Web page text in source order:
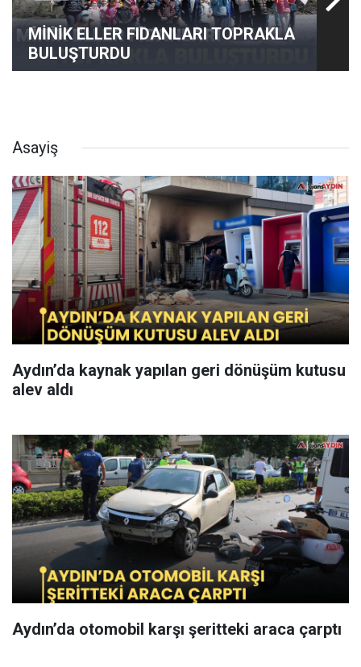
MİNİK ELLER FIDANLARI TOPRAKLA
BULUŞTURDU
Asayiş
Aydın’da kaynak yapılan geri dönüşüm kutusu
alev aldı
Aydın’da otomobil karşı şeritteki araca çarptı